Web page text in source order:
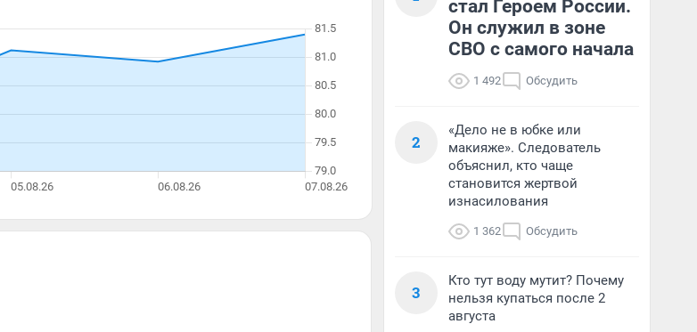
стал Героем России.
Он служил в зоне
СВО с самого начала
1 492 Обсудить
2
«Дело не в юбке или
макияже». Следователь
объяснил, кто чаще
становится жертвой
изнасилования
1 362 Обсудить
3
Кто тут воду мутит? Почему
нельзя купаться после 2
августа